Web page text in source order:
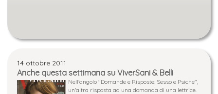
14 ottobre 2011
Anche questa settimana su ViverSani & Belli
Nell'angolo "Domande e Risposte: Sesso e Psiche",
un'altra risposta ad una domanda di una lettrice.